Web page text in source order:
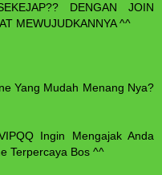
DENGAN JOIN
MEWUJUDKANNYA ^^
Yang Mudah Menang Nya?
Ingin Mengajak Anda
Terpercaya Bos ^^